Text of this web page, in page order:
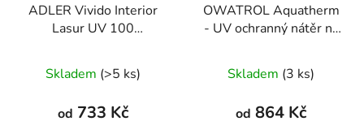
ADLER Vivido Interior
Lasur UV 100
lazura na dřevo pro
interiéry
Skladem (>5 ks)
od 733 Kč
OWATROL Aquatherm
- UV ochranný nátěr na
interiéru a exteriéru
Skladem (3 ks)
od 864 Kč